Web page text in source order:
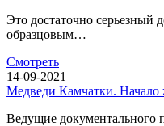
Это достаточно серьезный
образцовым…
Смотреть
14-09-2021
Медведи Камчатки. Начало
Ведущие документального